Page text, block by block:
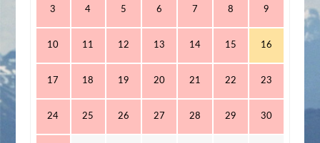
3 4 5 6 7 8 9
10 11 12 13 14 15 16
17 18 19 20 21 22 23
24 25 26 27 28 29 30